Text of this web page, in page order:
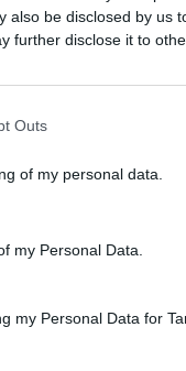
also be disclosed by us
further disclose it to
Outs
of my personal data.
my Personal Data.
my Personal Data for